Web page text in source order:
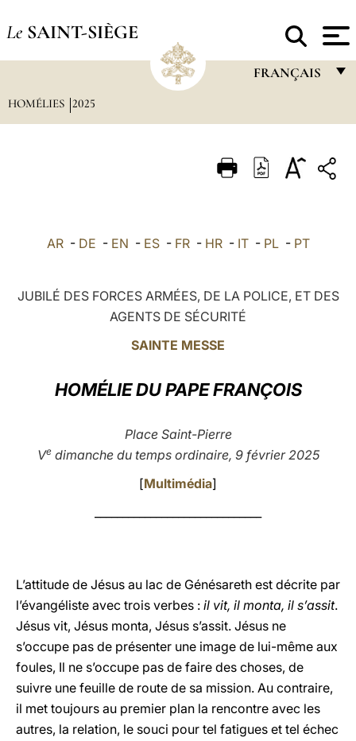
Le SAINT-SIÈGE
FRANÇAIS
ITALIANO
POLSKI
LATINE
HOMÉLIES 2025
AR- DE - EN - ES- FR- HR- IT- PL- PT
JUBILÉ DES FORCES ARMÉES, DE LA POLICE, ET DES
AGENTS DE SÉCURITÉ
SAINTE MESSE
HOMÉLIE DU PAPE FRANÇOIS
Place Saint-Pierre
Vedimanche du temps ordinaire, 9 février 2025
[Multimédia]
L’attitude de Jésus au lac de Génésareth est décrite par
l’évangéliste avec trois verbes : il vit, il monta, il s’assit.
Jésus vit, Jésus monta, Jésus s’assit. Jésus ne
s’occupe pas de présenter une image de lui-même aux
foules, Il ne s’occupe pas de faire des choses, de
suivre une feuille de route de sa mission. Au contraire,
il met toujours au premier plan la rencontre avec les
autres, la relation, le souci pour tel fatigues et tel échec